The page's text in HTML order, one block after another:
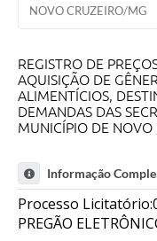
NOVO CRUZEIRO/MG
REGISTRO DE
AQUISIÇÃO DE
ALIMENTÍCIOS,
DEMANDAS DAS
MUNICÍPIO DE NOVO
Informação
Processo
PREGÃO